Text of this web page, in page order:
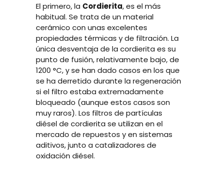
El primero, la Cordierita, es el más
habitual. Se trata de un material
cerámico con unas excelentes
propiedades térmicas y de filtración. La
única desventaja de la cordierita es su
punto de fusión, relativamente bajo, de
1200 °C, y se han dado casos en los que
se ha derretido durante la regeneración
si el filtro estaba extremadamente
bloqueado (aunque estos casos son
muy raros). Los filtros de partículas
diésel de cordierita se utilizan en el
mercado de repuestos y en sistemas
aditivos, junto a catalizadores de
oxidación diésel.